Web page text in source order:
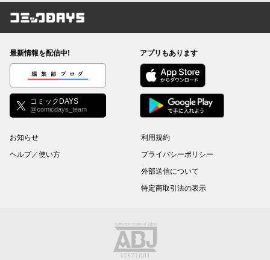
コミックDAYS
最新情報を配信中!
編集部ブログ
コミックDAYS
@comicdays_team
アプリもあります
お知らせ
ヘルプ／使い方
利用規約
プライバシーポリシー
外部送信について
特定商取引法の表示